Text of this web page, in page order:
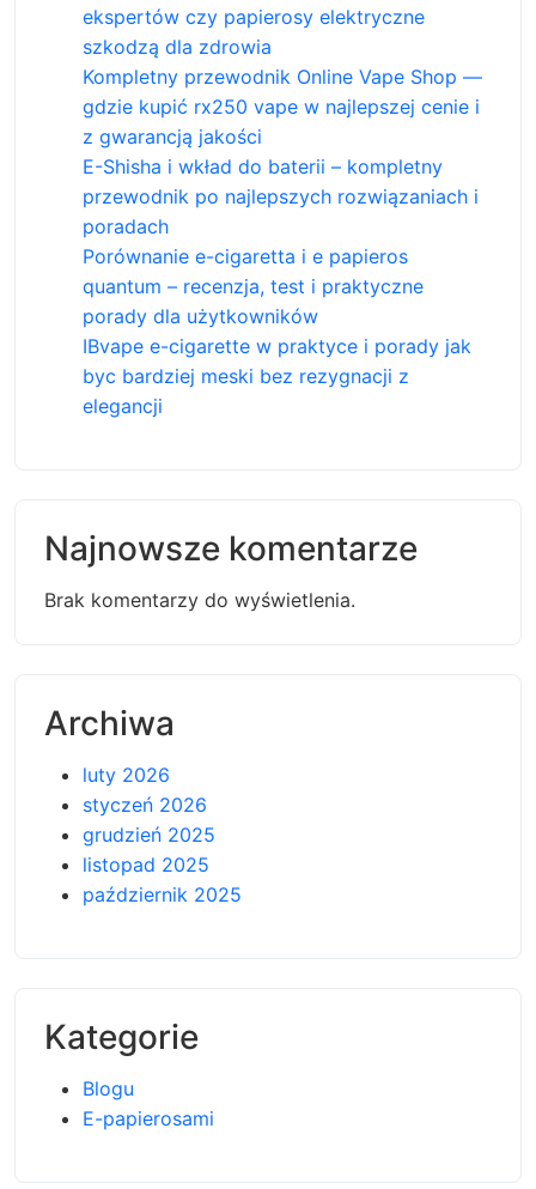
ekspertów czy papierosy elektryczne
szkodzą dla zdrowia
Kompletny przewodnik Online Vape Shop —
gdzie kupić rx250 vape w najlepszej cenie i
z gwarancją jakości
E-Shisha i wkład do baterii – kompletny
przewodnik po najlepszych rozwiązaniach i
poradach
Porównanie e-cigaretta i e papieros
quantum – recenzja, test i praktyczne
porady dla użytkowników
IBvape e-cigarette w praktyce i porady jak
byc bardziej meski bez rezygnacji z
elegancji
Najnowsze komentarze
Brak komentarzy do wyświetlenia.
Archiwa
luty 2026
styczeń 2026
grudzień 2025
listopad 2025
październik 2025
Kategorie
Blogu
E-papierosami